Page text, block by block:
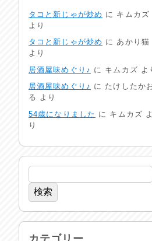
非常時には…
2026/07/31
2026/07/30
命を守る行動を…
2026/07/29
反省会♪
タコと新じゃが炒め に キムカズ
より
タコと新じゃが炒め にあかり猫
より
居酒屋味めぐり♪ に キムカズ よ
居酒屋味めぐり♪ に たけしたか
る より
54歳になりました に キムカズ よ
り
カテゴリー